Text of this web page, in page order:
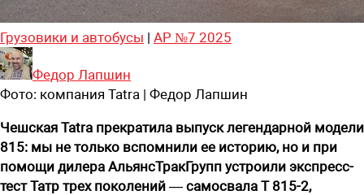
Грузовики и автобусы | АР №7 2025
Федор Лапшин
Фото: компания Tatra | Федор Лапшин
Чешская Tatra прекратила выпуск легендарной модели
815: мы не только вспомнили ее историю, но и при
помощи дилера АльянсТракГрупп устроили экспресс-
тест Татр трех поколений — самосвала T ­­815-2,